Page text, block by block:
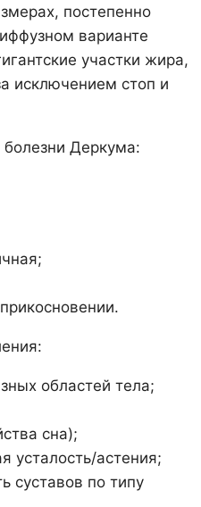
постепенно
варианте
участки жира,
исключением стоп и
болезни Деркума:
областей тела;
сна);
усталость/астения;
суставов по типу